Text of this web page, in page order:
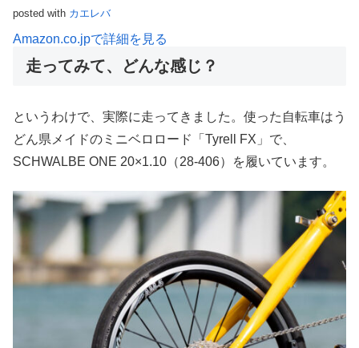
posted with カエレバ
Amazon.co.jpで詳細を見る
走ってみて、どんな感じ？
というわけで、実際に走ってきました。使った自転車はう
どん県メイドのミニベロロード「Tyrell FX」で、
SCHWALBE ONE 20×1.10（28-406）を履いています。